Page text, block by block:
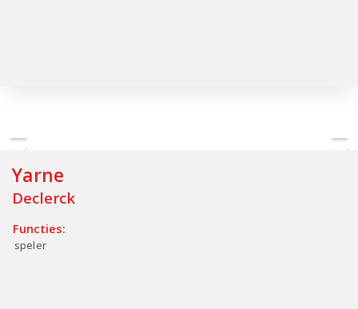
Yarne
Declerck
Functies:
speler